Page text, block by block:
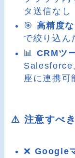
タ送信なし
🎯 高精度
で絞り込ん
📊 CRMツ
Salesforce
座に連携可
⚠️ 注意すべ
❌ Google